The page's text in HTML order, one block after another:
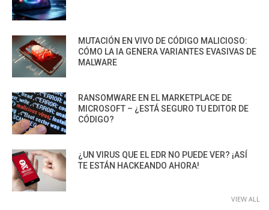
MUTACIÓN EN VIVO DE CÓDIGO MALICIOSO:
CÓMO LA IA GENERA VARIANTES EVASIVAS DE
MALWARE
RANSOMWARE EN EL MARKETPLACE DE
MICROSOFT – ¿ESTÁ SEGURO TU EDITOR DE
CÓDIGO?
¿UN VIRUS QUE EL EDR NO PUEDE VER? ¡ASÍ
TE ESTÁN HACKEANDO AHORA!
VIEW ALL